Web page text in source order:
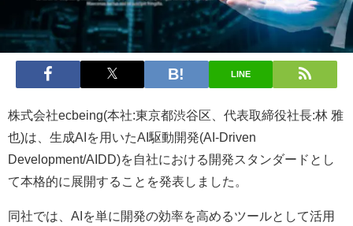
LINE
株式会社ecbeing(本社:東京都渋谷区、代表取締役社長:林 雅
也)は、生成AIを用いたAI駆動開発(AI-Driven
Development/AIDD)を自社における開発スタンダードとし
て本格的に展開することを発表しました。
同社では、AIを単に開発の効率を高めるツールとして活用